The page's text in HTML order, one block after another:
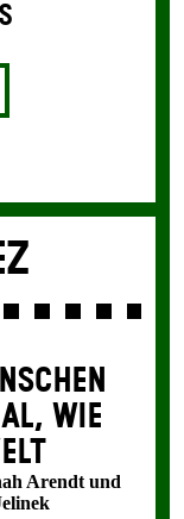
WIE
Arendt und